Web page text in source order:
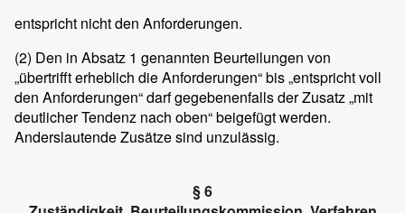
entspricht nicht den Anforderungen.
(2) Den in Absatz 1 genannten Beurteilungen von
„übertrifft erheblich die Anforderungen“ bis „entspricht voll
den Anforderungen“ darf gegebenenfalls der Zusatz „mit
deutlicher Tendenz nach oben“ beigefügt werden.
Anderslautende Zusätze sind unzulässig.
§ 6